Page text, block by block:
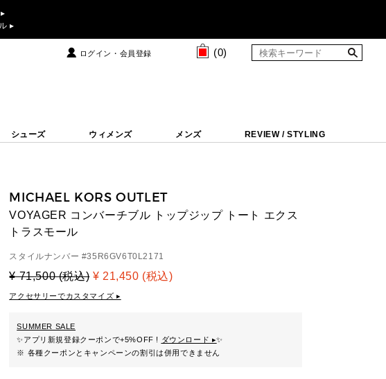
▸
ログイン・会員登録 (0)
シューズ ウィメンズ メンズ REVIEW / STYLING
MICHAEL KORS OUTLET
VOYAGER コンバーチブル トップジップ トート エクス
トラスモール
スタイルナンバー #35R6GV6T0L2171
¥ 71,500 (税込) ¥ 21,450 (税込)
アクセサリーでカスタマイズ ▸
SUMMER SALE
✨アプリ新規登録クーポンで+5%OFF ! ダウンロード ▸✨
※ 各種クーポンとキャンペーンの割引は併用できません